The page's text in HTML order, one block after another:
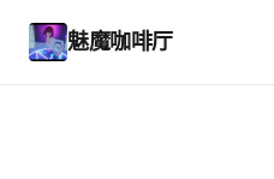
魅魔咖啡厅